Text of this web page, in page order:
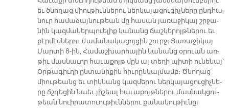
եւ ծնո­ղաց միու­թիւն­նե­րու ներ­կա­յա­ցու­ցիչ­նե­րը ընդ­հա­
նուր հա­մա­ձայ­նու­թեան մը հա­սան յա­ռա­ջի­կայ շրջա­
նին կազ­մա­կեր­պուե­լիք կա­նանց ճաշ­կե­րոյթ­նե­րու եւ
քէր­մէս­նե­րու ժա­մա­նա­կա­ցոյ­ցին շուրջ։ Յա­ռա­ջի­կայ
Մար­տի 8-ին, Հա­մաշ­խար­հա­յին կա­նանց օ­րուան առ­
թիւ մաս­նա­ւոր հա­ւա­քոյթ մըն ալ տե­ղի պի­տի ու­նե­նայ՝
Օր­թա­գիւ­ղի ըն­տա­նի­քին հիւ­րըն­կալ­մամբ։ Ծնո­ղաց
միու­թեանց եւ տիկ­նանց կազ­մե­րու ներ­կա­յա­ցու­ցիչ­նե­
րը ճշդե­ցին նաեւ յի­շեալ հա­ւա­քոյթ­նե­րու մաս­նակ­ցու­
թեան նուի­րա­տուու­թիւն­նե­րու քա­նա­կու­թիւ­նը։